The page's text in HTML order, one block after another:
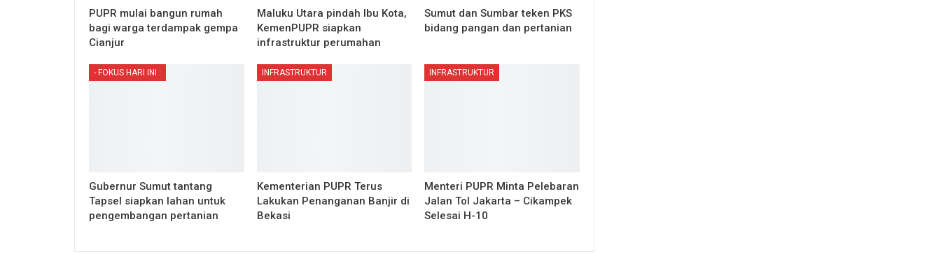
PUPR mulai bangun rumah
bagi warga terdampak gempa
Cianjur
Maluku Utara pindah Ibu Kota,
KemenPUPR siapkan
infrastruktur perumahan
Sumut dan Sumbar teken PKS
bidang pangan dan pertanian
- FOKUS HARI INI :
Gubernur Sumut tantang
Tapsel siapkan lahan untuk
pengembangan pertanian
INFRASTRUKTUR
Kementerian PUPR Terus
Lakukan Penanganan Banjir di
Bekasi
INFRASTRUKTUR
Menteri PUPR Minta Pelebaran
Jalan Tol Jakarta – Cikampek
Selesai H-10